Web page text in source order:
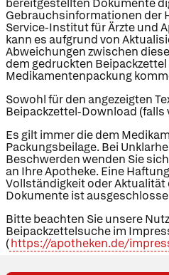
bereitgestellten Dokumente
Gebrauchsinformationen der
Service-Institut für Ärzte und
kann es aufgrund von
Abweichungen zwischen
dem gedruckten
Medikamentenpackung
Sowohl für den angezeigten
Beipackzettel-Download (falls
Es gilt immer die dem
Packungsbeilage. Bei
Beschwerden wenden Sie
an Ihre Apotheke. Eine
Vollständigkeit oder
Dokumente ist
Bitte beachten Sie unsere
Beipackzettelsuche im
(https://apotheken.de/